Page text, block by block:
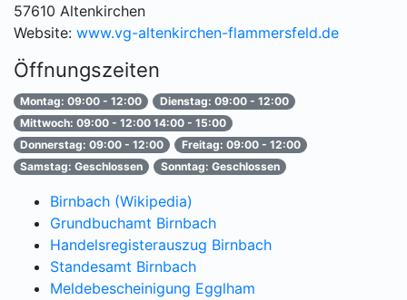
57610 Altenkirchen
Website: www.vg-altenkirchen-flammersfeld.de
Öffnungszeiten
Montag: 09:00 - 12:00
Dienstag: 09:00 - 12:00
Mittwoch: 09:00 - 12:00 14:00 - 15:00
Donnerstag: 09:00 - 12:00
Freitag: 09:00 - 12:00
Samstag: Geschlossen
Sonntag: Geschlossen
Birnbach (Wikipedia)
Grundbuchamt Birnbach
Handelsregisterauszug Birnbach
Standesamt Birnbach
Meldebescheinigung Egglham